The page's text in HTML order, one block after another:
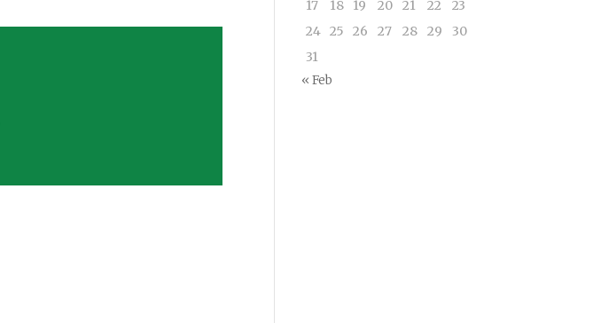
17
18 19 20 21 22
23
24 25 26 27 28 29
30
31
« Feb